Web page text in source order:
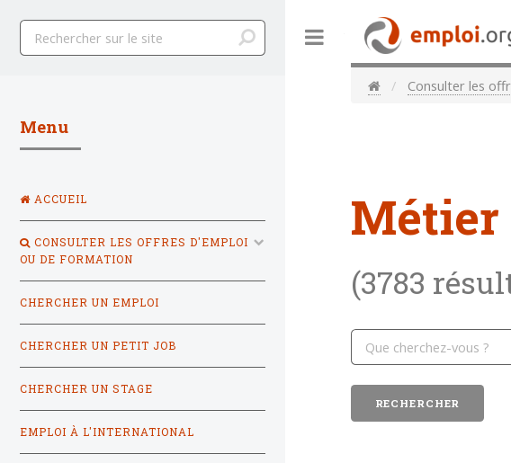
Consulter les
Métier
(3783
Menu
ACCUEIL
CONSULTER LES OFFRES D'EMPLOI
OU DE FORMATION
CHERCHER UN EMPLOI
CHERCHER UN PETIT JOB
CHERCHER UN STAGE
EMPLOI À L'INTERNATIONAL
Toggle